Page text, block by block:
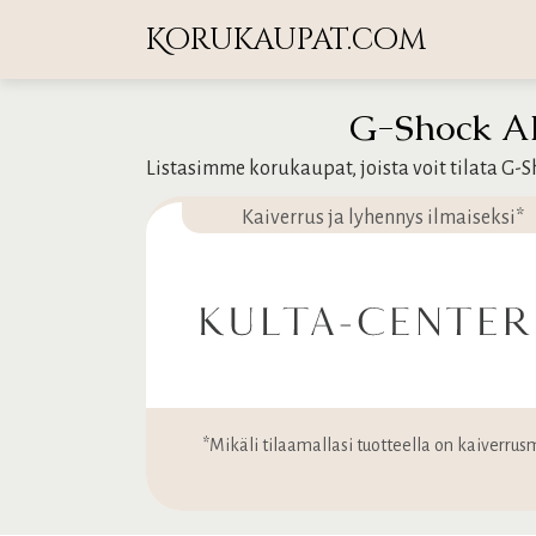
Korukaupat.com
G-Shock
Listasimme korukaupat, joista voit tilata G-
Kaiverrus ja lyhennys ilmaiseksi*
*Mikäli tilaamallasi tuotteella on